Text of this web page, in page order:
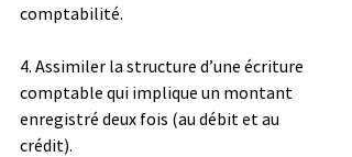
comptabilité.
4. Assimiler la structure d’une écriture
comptable qui implique un montant
enregistré deux fois (au débit et au
crédit).